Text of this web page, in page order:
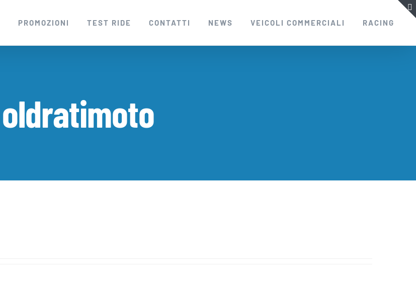
PROMOZIONI TEST RIDE CONTATTI NEWS VEICOLI COMMERCIALI RACING
oldratimoto